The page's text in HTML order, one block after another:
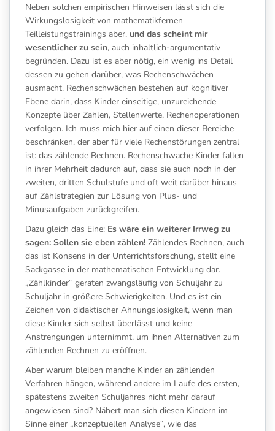
Neben solchen empirischen Hinweisen lässt sich die
Wirkungslosigkeit von mathematikfernen
Teilleistungstrainings aber, und das scheint mir
wesentlicher zu sein, auch inhaltlich-argumentativ
begründen. Dazu ist es aber nötig, ein wenig ins Detail
dessen zu gehen darüber, was Rechenschwächen
ausmacht. Rechenschwächen bestehen auf kognitiver
Ebene darin, dass Kinder einseitige, unzureichende
Konzepte über Zahlen, Stellenwerte, Rechenoperationen
verfolgen. Ich muss mich hier auf einen dieser Bereiche
beschränken, der aber für viele Rechenstörungen zentral
ist: das zählende Rechnen. Rechenschwache Kinder fallen
in ihrer Mehrheit dadurch auf, dass sie auch noch in der
zweiten, dritten Schulstufe und oft weit darüber hinaus
auf Zählstrategien zur Lösung von Plus- und
Minusaufgaben zurückgreifen.
Dazu gleich das Eine: Es wäre ein weiterer Irrweg zu
sagen: Sollen sie eben zählen! Zählendes Rechnen, auch
das ist Konsens in der Unterrichtsforschung, stellt eine
Sackgasse in der mathematischen Entwicklung dar.
„Zählkinder“ geraten zwangsläufig von Schuljahr zu
Schuljahr in größere Schwierigkeiten. Und es ist ein
Zeichen von didaktischer Ahnungslosigkeit, wenn man
diese Kinder sich selbst überlässt und keine
Anstrengungen unternimmt, um ihnen Alternativen zum
zählenden Rechnen zu eröffnen.
Aber warum bleiben manche Kinder an zählenden
Verfahren hängen, während andere im Laufe des ersten,
spätestens zweiten Schuljahres nicht mehr darauf
angewiesen sind? Nähert man sich diesen Kindern im
Sinne einer „konzeptuellen Analyse“, wie das